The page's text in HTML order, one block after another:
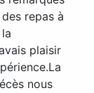
repas à
plaisir
nous